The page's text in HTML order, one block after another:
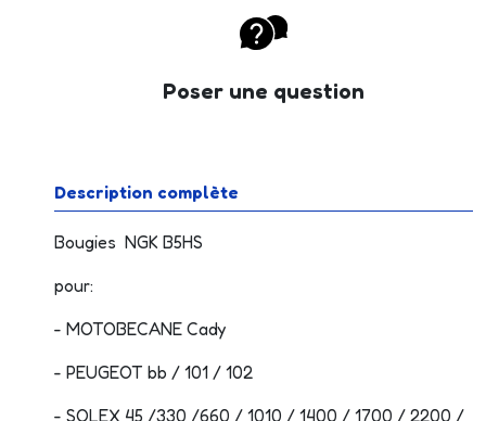
Poser une question
Description complète
Bougies NGK B5HS
pour:
- MOTOBECANE Cady
- PEUGEOT bb / 101 / 102
- SOLEX 45 /330 /660 / 1010 / 1400 / 1700 / 2200 /